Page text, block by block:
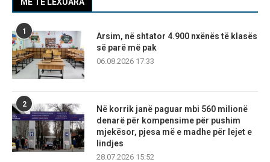
1
Arsim, në shtator 4.900 nxënës të klasës
së parë më pak
06.08.2026 17:33
2
Në korrik janë paguar mbi 560 milionë
denarë për kompensime për pushim
mjekësor, pjesa më e madhe për lejet e
lindjes
28.07.2026 15:52